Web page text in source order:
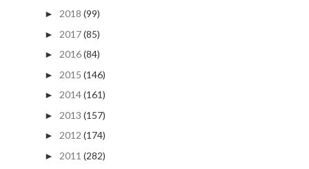
► 2018 (99)
► 2017(85)
► 2016(84)
► 2015 (146)
► 2014(161)
► 2013 (157)
► 2012 (174)
► 2011 (282)